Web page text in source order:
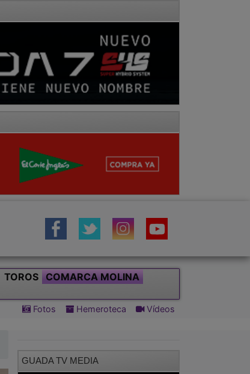
TOROS COMARCA MOLINA
Fotos Hemeroteca Vídeos
GUADA TV MEDIA